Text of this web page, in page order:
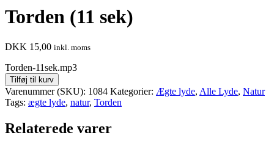
Torden (11 sek)
DKK 15,00 inkl. moms
Torden-11sek.mp3
Tilføj til kurv
Varenummer (SKU): 1084 Kategorier: Ægte lyde, Alle Lyde, Natur
Tags: ægte lyde, natur, Torden
Relaterede varer